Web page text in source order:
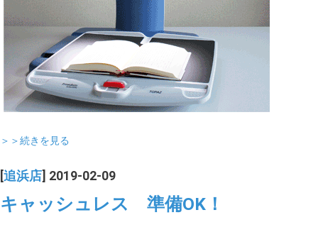
＞＞続きを見る
[追浜店] 2019-02-09
キャッシュレス 準備OK！